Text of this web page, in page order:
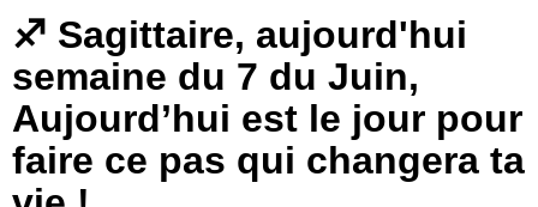
♐ Sagittaire, aujourd'hui
semaine du 7 du Juin,
Aujourd’hui est le jour pour
faire ce pas qui changera ta